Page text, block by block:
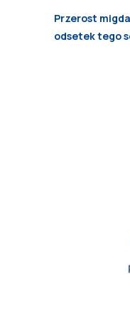
Przerost
odsetek tego